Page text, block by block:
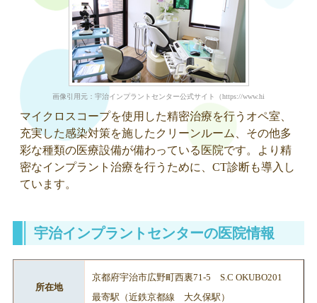
画像引用元：宇治インプラントセンター公式サイト（https://www.hiro-dc.info/
マイクロスコープを使用した精密治療を行うオペ室、
充実した感染対策を施したクリーンルーム、その他多
彩な種類の医療設備が備わっている医院です。より精
密なインプラント治療を行うために、CT診断も導入し
ています。
宇治インプラントセンターの医院情報
所在地
京都府宇治市広野町西裏71-5 S.C OKUBO201
最寄駅（近鉄京都線 大久保駅）